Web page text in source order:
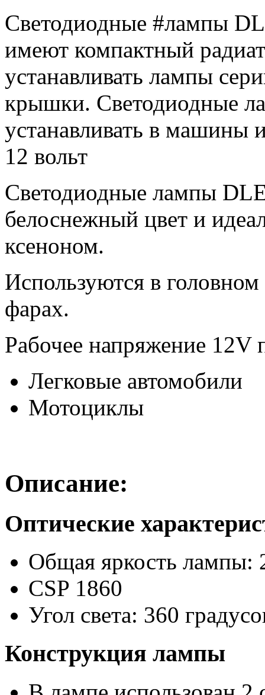
Светодиодные #лампы​
имеют компактный
устанавливать лампы
крышки. Светодиодные
устанавливать в машины
12 вольт
Светодиодные лампы
белоснежный цвет и
ксеноном.
Используются в
фарах.
Рабочее напряжение 12V
Легковые автомобили
Мотоциклы
Описание:
Оптические
Общая яркость лампы:
CSP 1860
Угол света: 360
Конструкция лампы